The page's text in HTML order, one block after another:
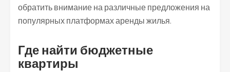
обратить внимание на различные предложения на
популярных платформах аренды жилья.
Где найти бюджетные
квартиры